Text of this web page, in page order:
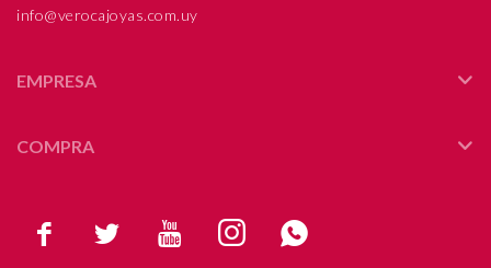
    
info@verocajoyas.com.uy
EMPRESA
COMPRA